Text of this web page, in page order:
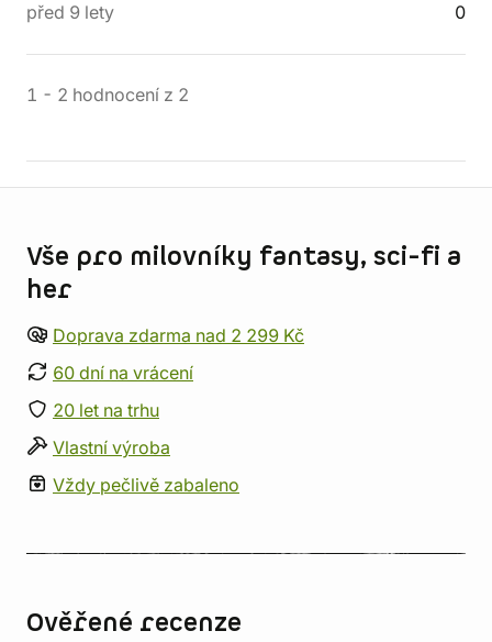
před 9 lety 0
1 - 2 hodnocení z 2
Vše pro milovníky fantasy, sci-fi a
her
Doprava zdarma nad 2 299 Kč
60 dní na vrácení
20 let na trhu
Vlastní výroba
Vždy pečlivě zabaleno
Ověřené recenze